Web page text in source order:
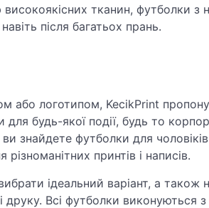
тканин, футболки з
після багатьох прань.
логотипом, KecikPrint
будь-якої події, будь то
знайдете футболки для чоловіків
принтів і написів.
ідеальний варіант, а також
Всі футболки виконуються з